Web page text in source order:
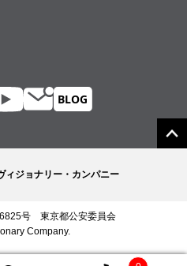
ィジョナリー・カンパニー
号 東京都公安委員会
Company.